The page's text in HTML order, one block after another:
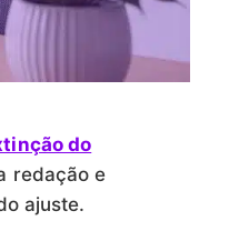
do
redação e
ajuste.